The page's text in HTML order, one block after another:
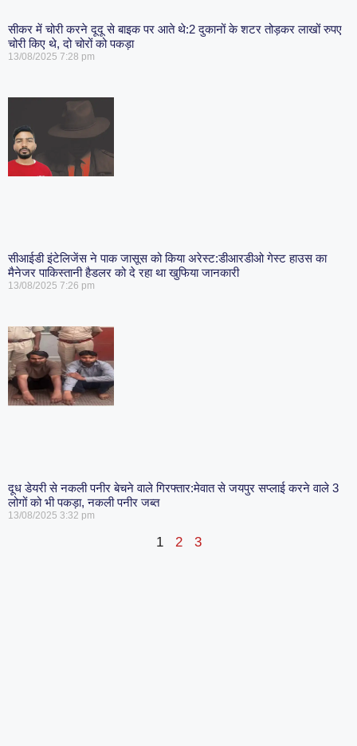
सीकर में चोरी करने दूदू से बाइक पर आते थे:2 दुकानों के शटर तोड़कर लाखों रुपए
चोरी किए थे, दो चोरों को पकड़ा
13/08/2025 7:28 pm
सीआईडी इंटेलिजेंस ने पाक जासूस को किया अरेस्ट:डीआरडीओ गेस्ट हाउस का
मैनेजर पाकिस्तानी हैडलर को दे रहा था खुफिया जानकारी
13/08/2025 7:26 pm
दूध डेयरी से नकली पनीर बेचने वाले गिरफ्तार:मेवात से जयपुर सप्लाई करने वाले 3
लोगों को भी पकड़ा, नकली पनीर जब्त
13/08/2025 3:32 pm
1 2 3